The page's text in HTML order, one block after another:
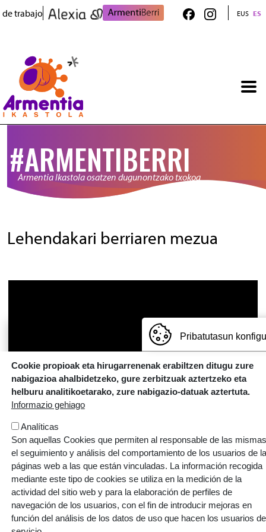
Pasar al contenido principal
de trabajo EUS ES
#ARMENTIBERRI
Armentia Ikastola osatzen dugunontzako txokoa
Lehendakari berriaren mezua
ARMENTIA IKASTOLA, S. COOP.
Gaztelako ataria, 101 - 01007 (GASTEIZ)
T: 945 145 445 | E:
armentia@ikastola.eus
Pribatutasun
Cookie propioak eta hirugarrenenak erabiltzen ditugu zure
nabigazioa ahalbidetzeko, gure zerbitzuak aztertzeko eta
helburu analitikoetarako, zure nabigazio-datuak aztertuta.
Informazio gehiago
Analíticas
Son aquellas Cookies que permiten al responsable de las
el seguimiento y análisis del comportamiento de los usuarios de
páginas web a las que están vinculadas. La información recogida
mediante este tipo de cookies se utiliza en la medición de la
actividad del sitio web y para la elaboración de perfiles de
navegación de los usuarios, con el fin de introducir mejoras en
función del análisis de los datos de uso que hacen los usuarios